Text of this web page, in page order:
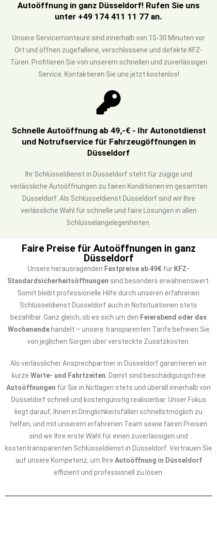
Autoöffnung in ganz Düsseldorf! Rufen Sie uns
unter +49 174 411 11 77 an.
Unsere Servicemonteure sind innerhalb von 15-30 Minuten vor
Ort und öffnen zugefallene, verschlossene und defekte KFZ-
Türen. Profitieren Sie von unserem schnellen und zuverlässigen
Service. Kontaktieren Sie uns jetzt kostenlos!
Schnelle Autoöffnung ab 49,-€ - Ihr Autonotdienst
und Notrufservice für Fahrzeugöffnungen in
Düsseldorf
Ihr Schlüsseldienst in Düsseldorf steht für zügige und
verlässliche Autoöffnungen zu fairen Konditionen im gesamten
Düsseldorf. Als Schlüsseldienst Düsseldorf sind wir Ihre
verlässliche Wahl für schnelle und faire Lösungen in allen
Schlüsselangelegenheiten.
Faire Preise für Autoöffnungen in ganz
Düsseldorf
Unsere herausragenden Festpreise ab 49€ für KFZ-
Standardsicherheitsöffnungen sind besonders erwähnenswert.
Somit bleibt professionelle Hilfe durch unseren erfahrenen
Schlüsseldienst Düsseldorf auch in Notsituationen stets
bezahlbar. Ganz gleich, ob es sich um den Feierabend oder das
Wochenendehandelt – unsere transparenten Tarife befreien Sie
von jeglichen Sorgen über versteckte Zusatzkosten.
Als verlässlicher Ansprechpartner in Düsseldorf garantieren wir
kurze Warte- und Fahrtzeiten . Damit sind beschädigungsfreie
Autoöffnungen für Sie in Notlagen stets und überall innerhalb von
Düsseldorf schnell und kostengünstig realisierbar. Unser Fokus
liegt darauf, Ihnen in Dringlichkeitsfällen schnellstmöglich zu
helfen, und mit unserem erfahrenen Team sowie fairen Preisen
sind wir Ihre erste Wahl für einen zuverlässigen und
kostentransparenten Schlüsseldienst in Düsseldorf. Vertrauen Sie
auf unsere Kompetenz, um Ihre Autoöffnung in Düsseldorf
effizient und professionell zu lösen.